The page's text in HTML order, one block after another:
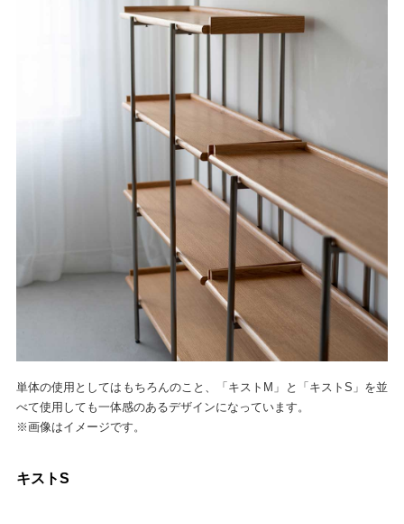
単体の使用としてはもちろんのこと、「キストM」と「キストS」を並
べて使用しても一体感のあるデザインになっています。
※画像はイメージです。
キストS